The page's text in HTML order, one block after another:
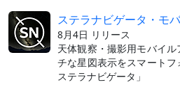
ステラナビゲータ・モ
8月4日 リリース
天体観察・撮影用モバイ
チな星図表示をスマートフ
ステラナビゲータ」